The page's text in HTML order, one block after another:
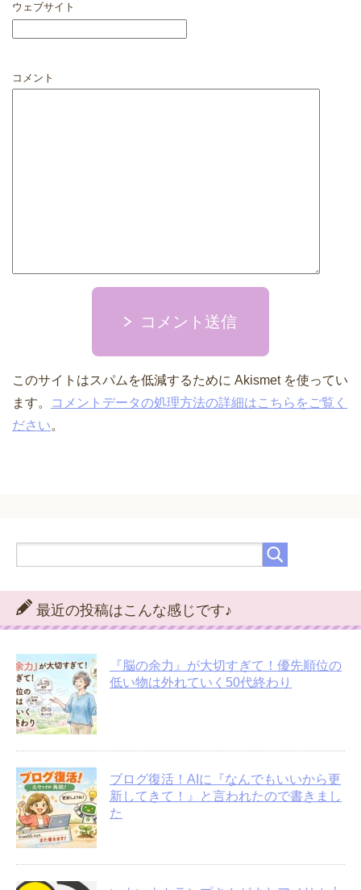
ウェブサイト
コメント
コメント送信
このサイトはスパムを低減するために Akismet を使ってい
ます。
コメントデータの処理方法の詳細はこちらをご覧く
ださい。
最近の投稿はこんな感じです♪
『脳の余力』が大切すぎて！優先順位の
低い物は外れていく50代終わり
ブログ復活！AIに『なんでもいいから更
新してきて！』と言われたので書きまし
た